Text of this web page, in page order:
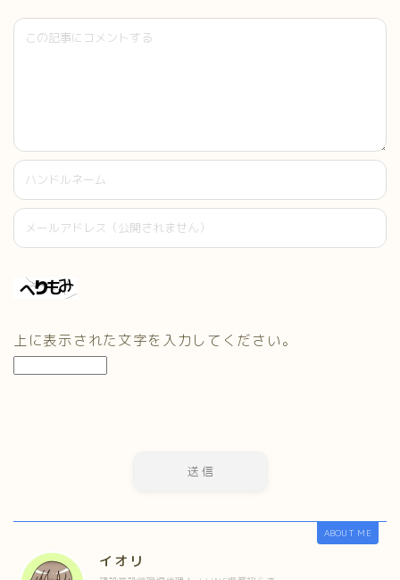
上に表示された文字を入力してください。
ABOUT ME
イオリ